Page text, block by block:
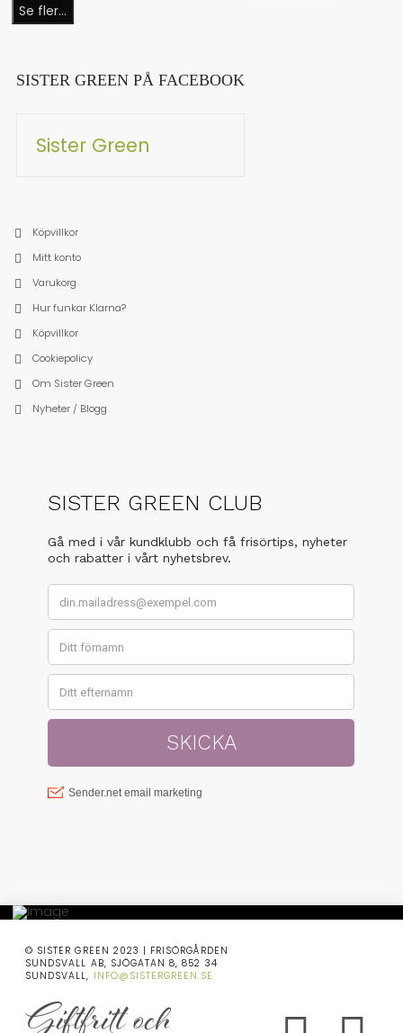
Se fler...
SISTER GREEN PÅ FACEBOOK
Sister Green
Köpvillkor
Mitt konto
Varukorg
Hur funkar Klarna?
Köpvillkor
Cookiepolicy
Om Sister Green
Nyheter / Blogg
© SISTER GREEN 2023 | FRISÖRGÅRDEN
SUNDSVALL AB, SJÖGATAN 8, 852 34
SUNDSVALL, INFO@SISTERGREEN.SE